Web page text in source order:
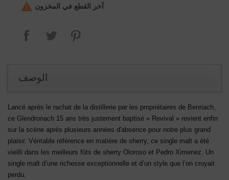
 آخر القطع في المخزون
مشاركة تغريدة
الوصف
Lancé après le rachat de la distillerie par les propriétaires de Benriach,
ce Glendronach 15 ans très justement baptisé « Revival » revient enfin
sur la scène après plusieurs années d'absence pour notre plus grand
plaisir. Véritable référence en matière de sherry, ce single malt a été
vieilli dans les meilleurs fûts de sherry Oloroso et Pedro Ximenez. Un
single malt d’une richesse exceptionnelle et d’un style que l’on croyait
perdu.